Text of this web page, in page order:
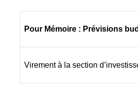
Pour Mémoire : Prévisions
Virement à la section